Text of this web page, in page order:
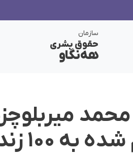
سازمان
حقوق بشری
هەنگاو
محمد
زندانی رسید